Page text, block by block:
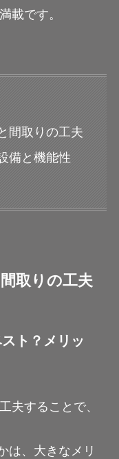
載です。
間取りの工夫
備と機能性
取りの工夫
ト？メリッ
夫することで、
は、大きなメリ